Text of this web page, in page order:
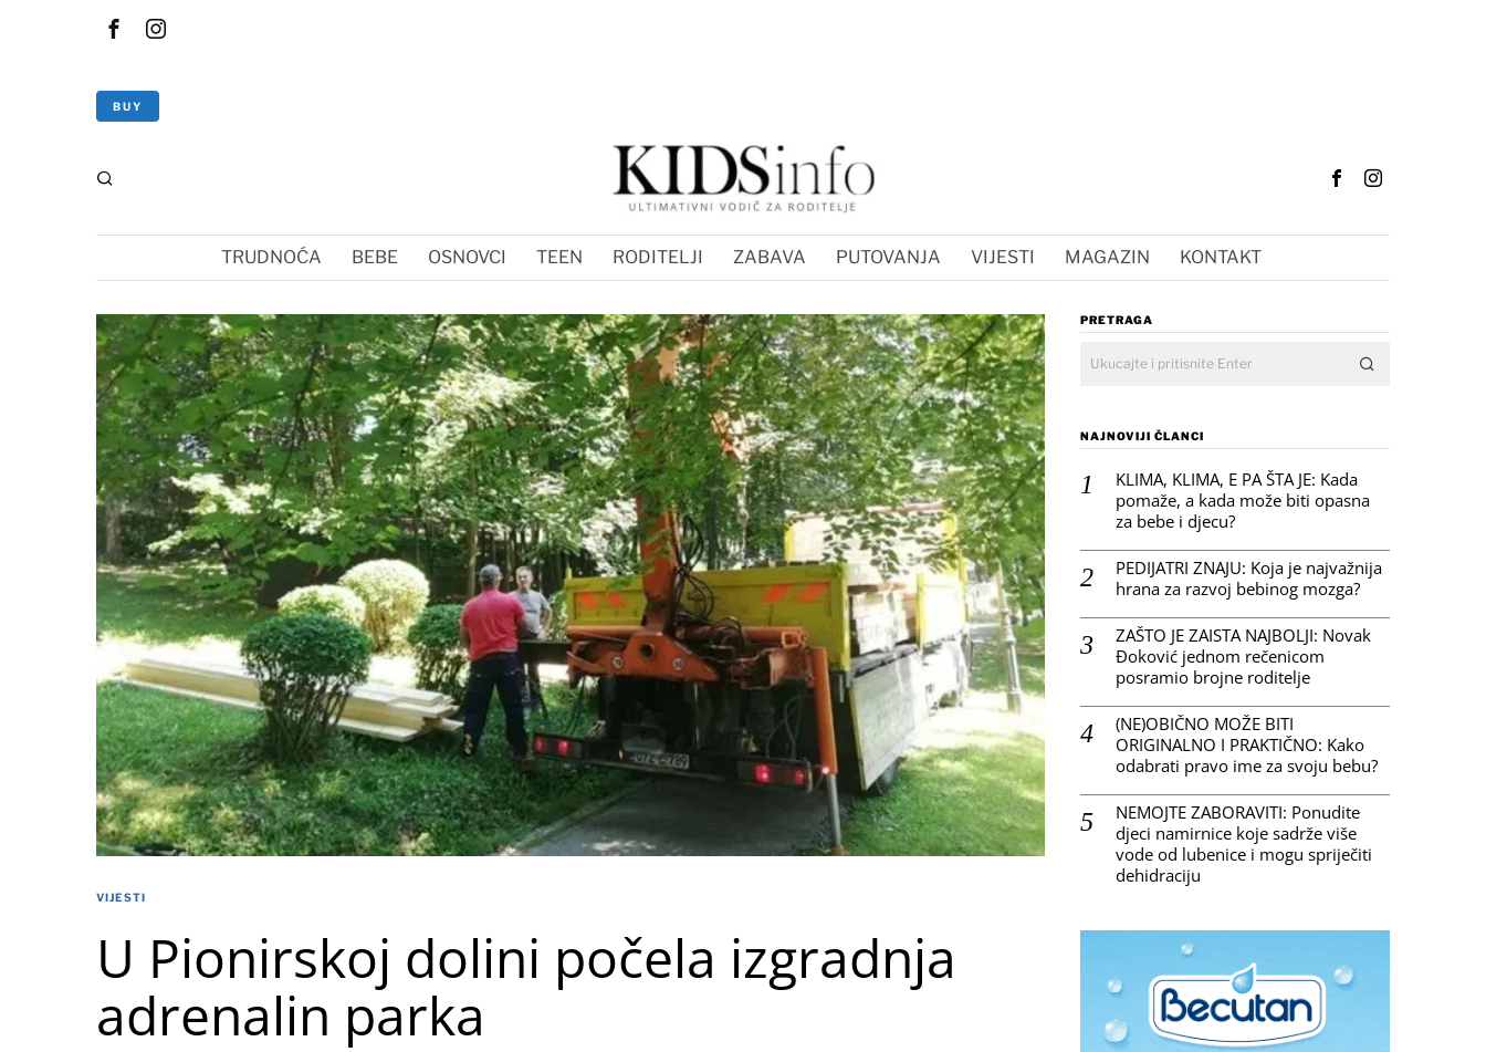
BUY
TRUDNOĆA BEBE OSNOVCI TEEN RODITELJI ZABAVA PUTOVANJA VIJESTI MAGAZIN KONTAKT
VIJESTI
U Pionirskoj dolini počela izgradnja
adrenalin parka
PRETRAGA
NAJNOVIJI ČLANCI
KLIMA, KLIMA, E PA ŠTA JE: Kada
pomaže, a kada može biti opasna
za bebe i djecu?
PEDIJATRI ZNAJU: Koja je najvažnija
hrana za razvoj bebinog mozga?
ZAŠTO JE ZAISTA NAJBOLJI: Novak
Đoković jednom rečenicom
posramio brojne roditelje
(NE)OBIČNO MOŽE BITI
ORIGINALNO I PRAKTIČNO: Kako
odabrati pravo ime za svoju bebu?
NEMOJTE ZABORAVITI: Ponudite
djeci namirnice koje sadrže više
vode od lubenice i mogu spriječiti
dehidraciju